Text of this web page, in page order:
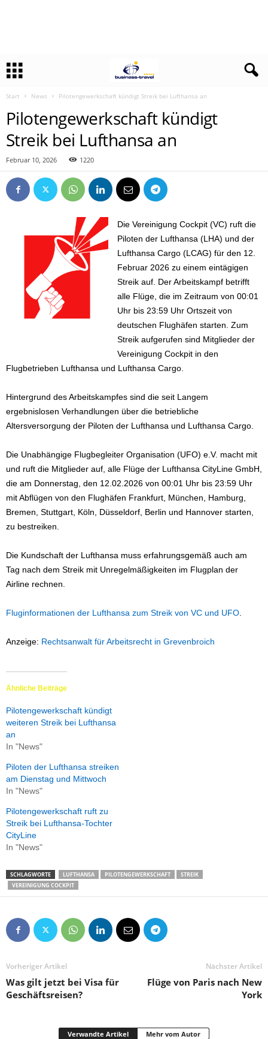
Start News Pilotengewerkschaft kündigt Streik bei Lufthansa an
Pilotengewerkschaft kündigt
Streik bei Lufthansa an
Februar 10, 2026 1220
Die Vereinigung Cockpit (VC) ruft die
Piloten der Lufthansa (LHA) und der
Lufthansa Cargo (LCAG) für den 12.
Februar 2026 zu einem eintägigen
Streik auf. Der Arbeitskampf betrifft
alle Flüge, die im Zeitraum von 00:01
Uhr bis 23:59 Uhr Ortszeit von
deutschen Flughäfen starten. Zum
Streik aufgerufen sind Mitglieder der
Vereinigung Cockpit in den
Flugbetrieben Lufthansa und Lufthansa Cargo.
Hintergrund des Arbeitskampfes sind die seit Langem
ergebnislosen Verhandlungen über die betriebliche
Altersversorgung der Piloten der Lufthansa und Lufthansa Cargo.
Die Unabhängige Flugbegleiter Organisation (UFO) e.V. macht mit
und ruft die Mitglieder auf, alle Flüge der Lufthansa CityLine GmbH,
die am Donnerstag, den 12.02.2026 von 00:01 Uhr bis 23:59 Uhr
mit Abflügen von den Flughäfen Frankfurt, München, Hamburg,
Bremen, Stuttgart, Köln, Düsseldorf, Berlin und Hannover starten,
zu bestreiken.
Die Kundschaft der Lufthansa muss erfahrungsgemäß auch am
Tag nach dem Streik mit Unregelmäßigkeiten im Flugplan der
Airline rechnen.
Fluginformationen der Lufthansa zum Streik von VC und UFO
Anzeige: Rechtsanwalt für Arbeitsrecht in Grevenbroich
Ähnliche Beiträge
Pilotengewerkschaft kündigt
weiteren Streik bei Lufthansa
an
In "News"
Piloten der Lufthansa streiken
am Dienstag und Mittwoch
In "News"
Pilotengewerkschaft ruft zu
Streik bei Lufthansa-Tochter
CityLine
In "News"
SCHLAGWORTE LUFTHANSA PILOTENGEWERKSCHAFT
STREIK
VEREINIGUNG COCKPIT
Vorheriger Artikel
Was gilt jetzt bei Visa für
Geschäftsreisen?
Nächster Artikel
Flüge von Paris nach New
York
Verwandte Artikel Mehr vom Autor